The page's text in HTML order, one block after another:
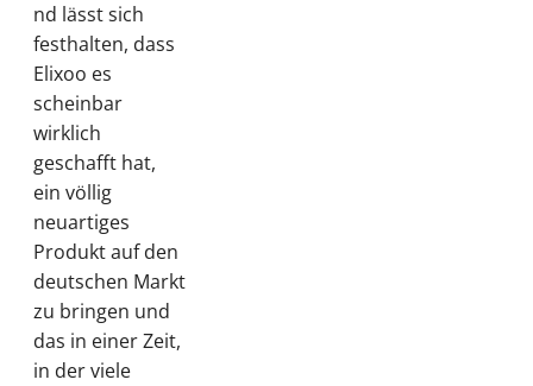
nd lässt sich
festhalten, dass
Elixoo es
scheinbar
wirklich
geschafft hat,
ein völlig
neuartiges
Produkt auf den
deutschen Markt
zu bringen und
das in einer Zeit,
in der viele